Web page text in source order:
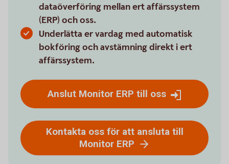
dataöverföring mellan ert affärssystem
(ERP) och oss.
Underlätta er vardag med automatisk
bokföring och avstämning direkt i ert
affärssystem.
Anslut Monitor ERP till oss
Kontakta oss för att ansluta till
Monitor ERP